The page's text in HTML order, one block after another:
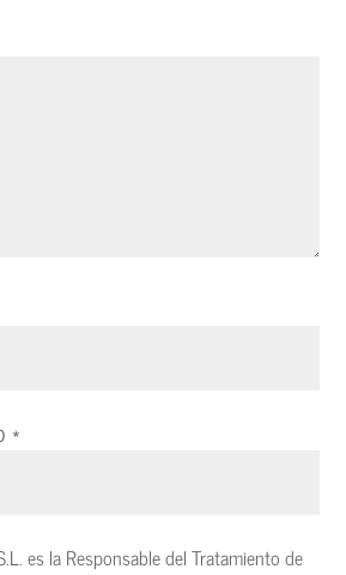
*
es la Responsable del Tratamiento de